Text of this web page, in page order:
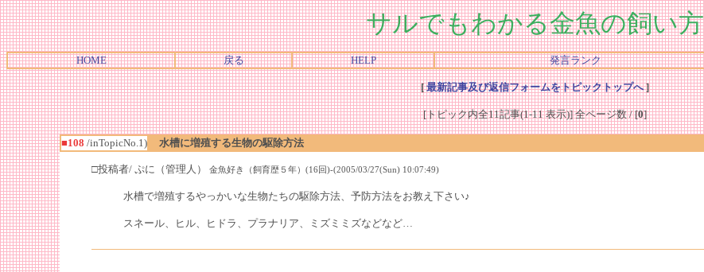
サルでもわかる金魚の飼い方
HOME 戻る HELP 発言ランク
[最新記事及び返信フォームをトピックトップへ]
[トピック内全11記事(1-11 表示)] 全ページ数 / [0]
■108 /inTopicNo.1) 水槽に増殖する生物の駆除方法
□投稿者/ ぷに（管理人） 金魚好き（飼育歴５年）(16回)-(2005/03/27(Sun) 10:07:49)
水槽で増殖するやっかいな生物たちの駆除方法、予防方法をお教え下さい♪
スネール、ヒル、ヒドラ、プラナリア、ミズミミズなどなど…